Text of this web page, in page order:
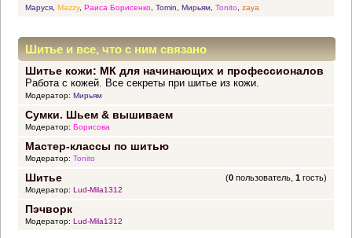
Маруся, Mazzy, Раиса Борисенко, Tomin Мирьям, Tonito zaya
Шитье и все, что с ним связано
Шитье кожи: МК для начинающих и профессионалов
Работа с кожей. Все секреты при шитье из кожи.
Модератор: Мирьям
Сумки. Шьем & вышиваем
Модератор: Борисова
Мастер-классы по шитью
Модератор: Tonito
Шитье (0 пользователь,1 гость)
Модератор: Lud-Mila1312
Пэчворк
Модератор: Lud-Mila1312